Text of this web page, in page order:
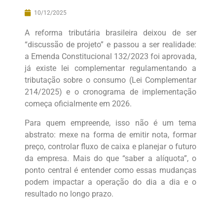
10/12/2025
A reforma tributária brasileira deixou de ser
“discussão de projeto” e passou a ser realidade:
a Emenda Constitucional 132/2023 foi aprovada,
já existe lei complementar regulamentando a
tributação sobre o consumo (Lei Complementar
214/2025) e o cronograma de implementação
começa oficialmente em 2026.
Para quem empreende, isso não é um tema
abstrato: mexe na forma de emitir nota, formar
preço, controlar fluxo de caixa e planejar o futuro
da empresa. Mais do que “saber a alíquota”, o
ponto central é entender como essas mudanças
podem impactar a operação do dia a dia e o
resultado no longo prazo.